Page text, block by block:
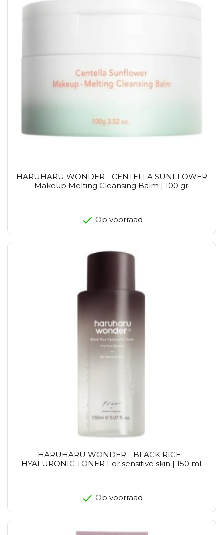
HARUHARU WONDER - CENTELLA SUNFLOWER
Makeup Melting Cleansing Balm | 100 gr.
Op voorraad
HARUHARU WONDER - BLACK RICE -
HYALURONIC TONER For sensitive skin | 150 ml.
Op voorraad